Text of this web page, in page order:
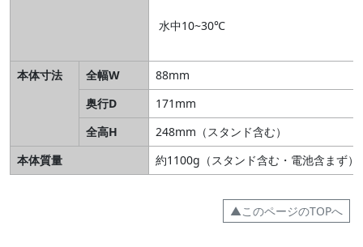
水中10~30℃
本体寸法 全幅W
88mm
奥行D
171mm
全高H
248mm（スタンド含む）
本体質量
約1100g（スタンド含む・電池含まず）
▲このページのTOPへ